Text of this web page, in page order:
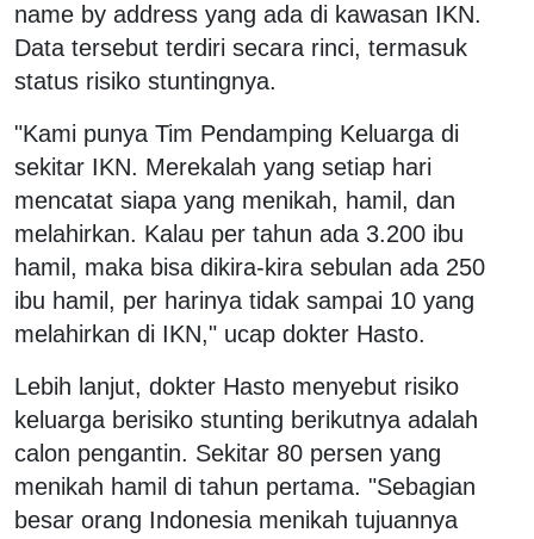
name by address yang ada di kawasan IKN.
Data tersebut terdiri secara rinci, termasuk
status risiko stuntingnya.
"Kami punya Tim Pendamping Keluarga di
sekitar IKN. Merekalah yang setiap hari
mencatat siapa yang menikah, hamil, dan
melahirkan. Kalau per tahun ada 3.200 ibu
hamil, maka bisa dikira-kira sebulan ada 250
ibu hamil, per harinya tidak sampai 10 yang
melahirkan di IKN," ucap dokter Hasto.
Lebih lanjut, dokter Hasto menyebut risiko
keluarga berisiko stunting berikutnya adalah
calon pengantin. Sekitar 80 persen yang
menikah hamil di tahun pertama. "Sebagian
besar orang Indonesia menikah tujuannya